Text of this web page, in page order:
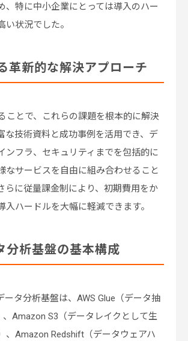
、特に中小企業にとっては導入のハー
い状況でした。
革新的な解決アプローチ
ことで、これらの課題を根本的に解決
な技術資料と成功事例を活用でき、デ
ンフラ、セキュリティまでを包括的に
なサービスを自由に組み合わせること
らに従量課金制により、初期費用をか
入ハードルを大幅に軽減できます。
分析基盤の基本構成
ータ分析基盤は、AWS Glue（データ抽
、Amazon S3（データレイクとして生
、Amazon Redshift（データウェアハ